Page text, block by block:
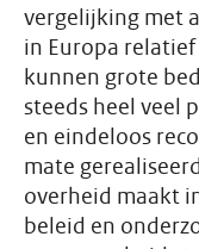
vergelijking met
in Europa
kunnen grote
steeds heel veel
en eindeloos
mate
overheid maakt
beleid en